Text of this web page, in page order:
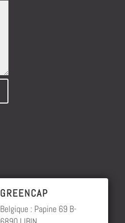
GREENCAP
Belgique : Papine 69 B-